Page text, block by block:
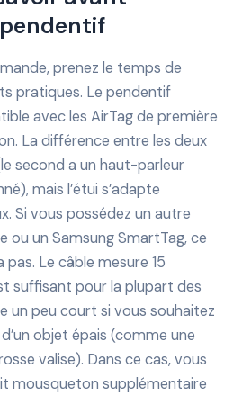
prenez le temps de
pratiques. Le pendentif
avec les AirTag de première
La différence entre les deux
second a un haut-parleur
mais l’étui s’adapte
Si vous possédez un autre
ou un Samsung SmartTag, ce
Le câble mesure 15
suffisant pour la plupart des
un peu court si vous souhaitez
objet épais (comme une
valise). Dans ce cas, vous
mousqueton supplémentaire